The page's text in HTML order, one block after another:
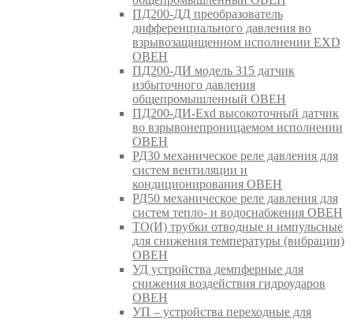
ПД200-ДД преобразователь
дифференциального давления во
взрывозащищенном исполнении EXD
ОВЕН
ПД200-ДИ модель 315 датчик
избыточного давления
общепромышленный ОВЕН
ПД200-ДИ-Exd высокоточный датчик
во взрывонепроницаемом исполнении
ОВЕН
РД30 механическое реле давления для
систем вентиляции и
кондиционирования ОВЕН
РД50 механическое реле давления для
систем тепло- и водоснабжения ОВЕН
ТО(И) трубки отводные и импульсные
для снижения температуры (вибрации)
ОВЕН
УД устройства демпферные для
снижения воздействия гидроударов
ОВЕН
УП – устройства переходные для